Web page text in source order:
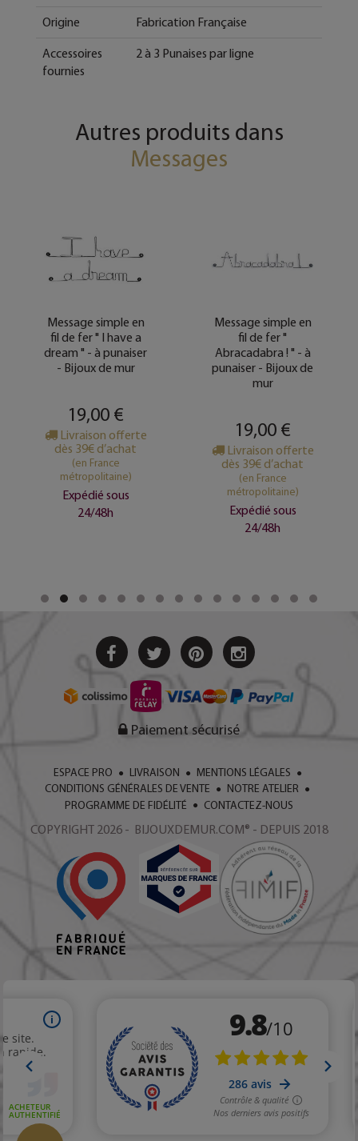
Origine Fabrication Française
Accessoires
fournies
2 à 3 Punaises par ligne
Autres produits dans
Messages
Message simple en
fil de fer " I have a
dream " - à punaiser
- Bijoux de mur
19,00 €
Livraison offerte
dès 39€ d’achat
(en France
métropolitaine)
Expédié sous
24/48h
Message simple en
fil de fer "
Abracadabra ! " - à
punaiser - Bijoux de
mur
19,00 €
Livraison offerte
dès 39€ d’achat
(en France
métropolitaine)
Expédié sous
24/48h
Paiement sécurisé
ESPACE PRO LIVRAISON
MENTIONS LÉGALES
CONDITIONS GÉNÉRALES DE VENTE
NOTRE ATELIER
PROGRAMME DE FIDÉLITÉ
CONTACTEZ-NOUS
COPYRIGHT 2026 - BIJOUXDEMUR.COM® - DEPUIS 2018